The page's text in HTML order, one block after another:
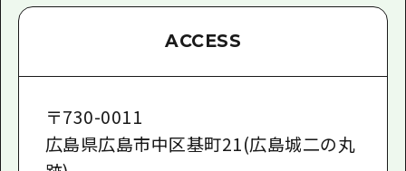
ACCESS
〒730-0011
広島県広島市中区基町21(広島城二の丸